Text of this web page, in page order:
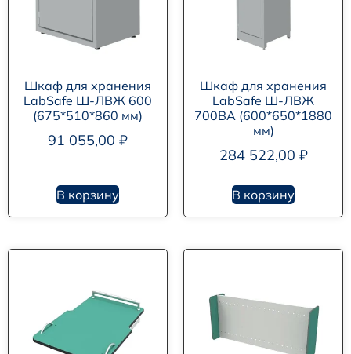
Шкаф для хранения
LabSafe Ш-ЛВЖ 600
(675*510*860 мм)
91 055,00 ₽
В корзину
Шкаф для хранения
LabSafe Ш-ЛВЖ
700ВА (600*650*1880
мм)
284 522,00 ₽
В корзину